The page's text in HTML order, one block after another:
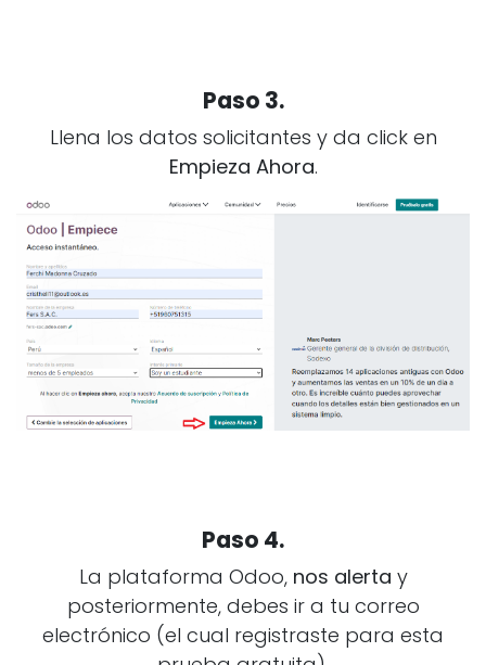
Paso 3.
Llena los datos solicitantes y da click en
Empieza Ahora.
Paso 4.
La plataforma Odoo, nos alerta y
posteriormente, debes ir a tu correo
electrónico (el cual registraste para esta